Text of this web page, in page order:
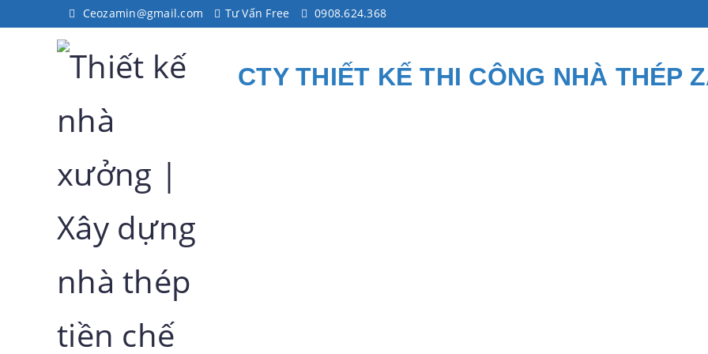
Ceozamin@gmail.com Tư Vấn Free 0908.624.368
CTY THIẾT KẾ THI CÔNG NHÀ THÉP